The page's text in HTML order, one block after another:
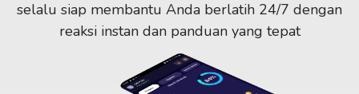
selalu siap membantu Anda berlatih 24/7 dengan
reaksi instan dan panduan yang tepat